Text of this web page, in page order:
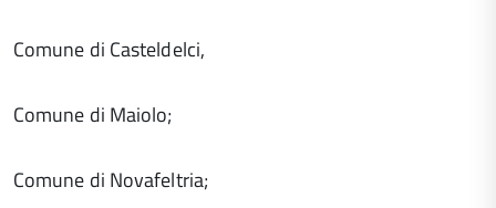
Comune di Casteldelci,
Comune di Maiolo;
Comune di Novafeltria;